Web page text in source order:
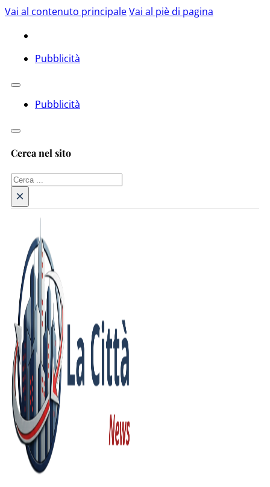
Vai al contenuto principaleVai al piè di pagina
Pubblicità
Pubblicità
Cerca nel sito
Cerca
×